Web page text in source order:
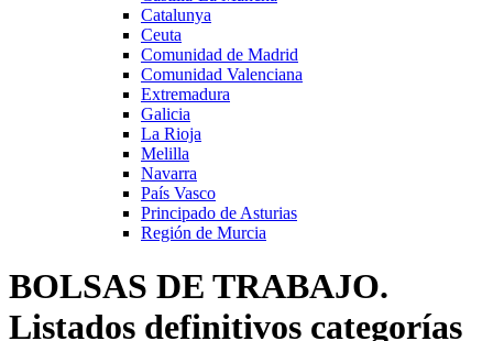
Catalunya
Ceuta
Comunidad de Madrid
Comunidad Valenciana
Extremadura
Galicia
La Rioja
Melilla
Navarra
País Vasco
Principado de Asturias
Región de Murcia
BOLSAS DE TRABAJO.
Listados definitivos categorías